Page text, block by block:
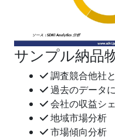
サンプル納品
調査競合他社
過去のデータ
会社の収益シ
地域市場分析
市場傾向分析